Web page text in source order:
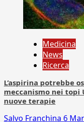
Medicina
News
Ricerca
L’aspirina potrebbe
meccanismo nei topi
nuove terapie
Salvo Franchina 6